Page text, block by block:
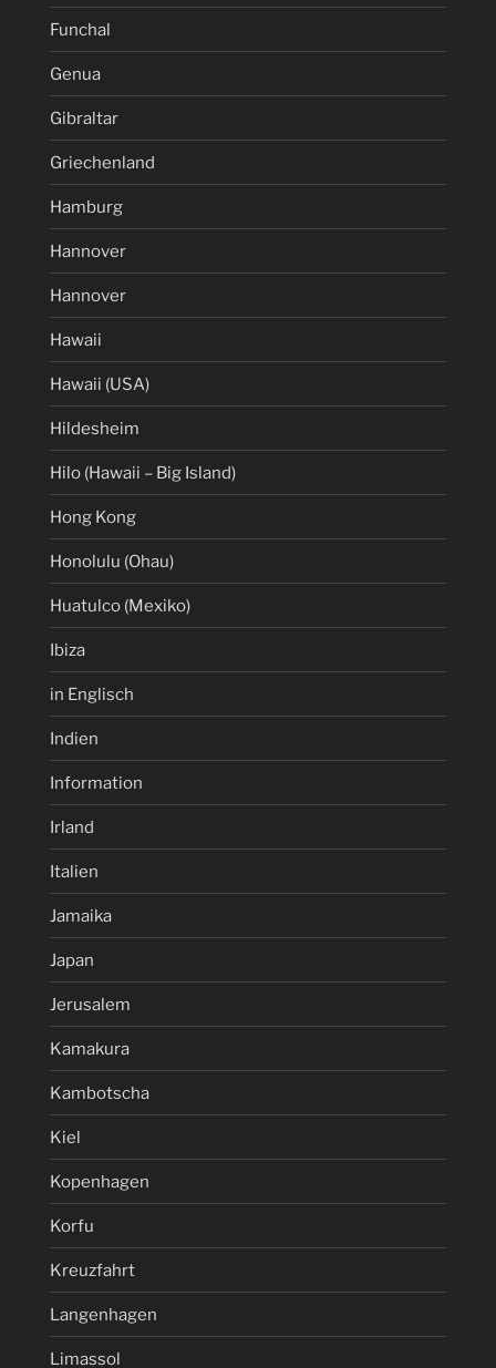
Funchal
Genua
Gibraltar
Griechenland
Hamburg
Hannover
Hannover
Hawaii
Hawaii (USA)
Hildesheim
Hilo (Hawaii – Big Island)
Hong Kong
Honolulu (Ohau)
Huatulco (Mexiko)
Ibiza
in Englisch
Indien
Information
Irland
Italien
Jamaika
Japan
Jerusalem
Kamakura
Kambotscha
Kiel
Kopenhagen
Korfu
Kreuzfahrt
Langenhagen
Limassol